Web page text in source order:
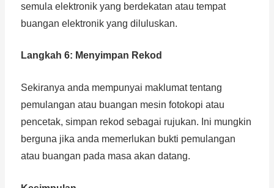
semula elektronik yang berdekatan atau tempat
buangan elektronik yang diluluskan.
Langkah 6: Menyimpan Rekod
Sekiranya anda mempunyai maklumat tentang
pemulangan atau buangan mesin fotokopi atau
pencetak, simpan rekod sebagai rujukan. Ini mungkin
berguna jika anda memerlukan bukti pemulangan
atau buangan pada masa akan datang.